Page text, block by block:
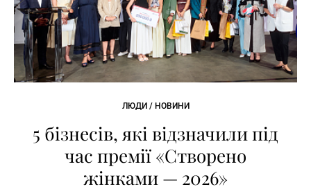
ЛЮДИ / НОВИНИ
5 бізнесів, які відзначили під
час премії «Створено
жінками — 2026»